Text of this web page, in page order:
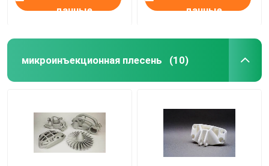
дизайн данные данные
микроинъекционная плесень (10)